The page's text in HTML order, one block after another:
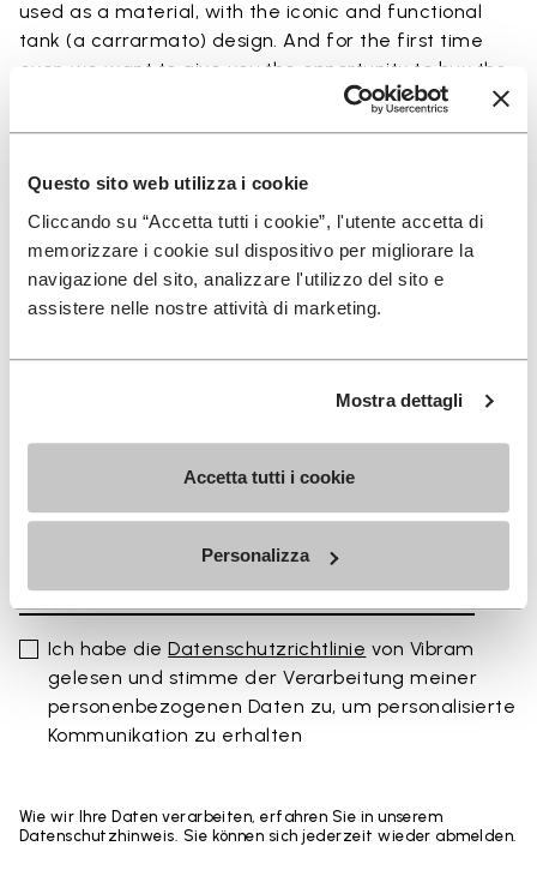
Questo sito web utilizza i cookie
Cliccando su “Accetta tutti i cookie”, l'utente accetta di
memorizzare i cookie sul dispositivo per migliorare la
navigazione del sito, analizzare l'utilizzo del sito e
assistere nelle nostre attività di marketing.
Mostra dettagli
Accetta tutti i cookie
Personalizza
used as a material, with the iconic and functional
tank (a carrarmato) design. And for the first time
ever, we want to give you the opportunity to buy the
sole in Ecostep Natural (>90% natural ingredient).
To have the soles installed onto your favorite pair
connect with the shoe repair shop closest to you.
MELDEN SIE SICH AN UND VERPASSEN SIE NICHT
UNSERE NEUESTEN ANGEBOTE
Ich habe dieDatenschutzrichtlinie von Vibram
gelesen und stimme der Verarbeitung meiner
personenbezogenen Daten zu, um personalisierte
Kommunikation zu erhalten
Wie wir Ihre Daten verarbeiten, erfahren Sie in unserem
Datenschutzhinweis. Sie können sich jederzeit wieder abmelden.